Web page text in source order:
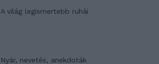
A világ legismertebb ruhái
Nyár, nevetés, anekdoták